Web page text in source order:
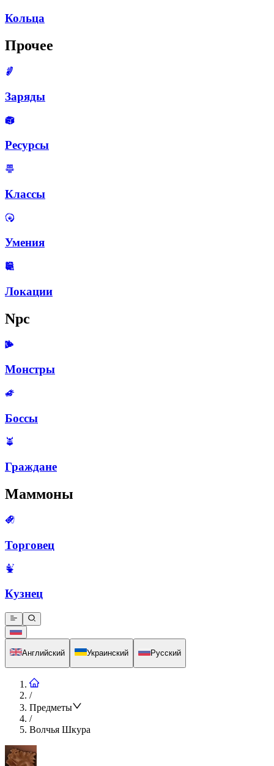
Кольца
Прочее
Заряды
Ресурсы
Классы
Умения
Локации
Npc
Монстры
Боссы
Граждане
Маммоны
Торговец
Кузнец
Английский Украинский Русский
/
Предметы
/
Волчья Шкура